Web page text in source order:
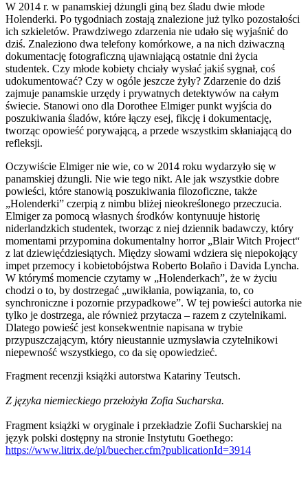
W 2014 r. w panamskiej dżungli giną bez śladu dwie młode
Holenderki. Po tygodniach zostają znalezione już tylko pozostałości
ich szkieletów. Prawdziwego zdarzenia nie udało się wyjaśnić do
dziś. Znaleziono dwa telefony komórkowe, a na nich dziwaczną
dokumentację fotograficzną ujawniającą ostatnie dni życia
studentek. Czy młode kobiety chciały wysłać jakiś sygnał, coś
udokumentować? Czy w ogóle jeszcze żyły? Zdarzenie do dziś
zajmuje panamskie urzędy i prywatnych detektywów na całym
świecie. Stanowi ono dla Dorothee Elmiger punkt wyjścia do
poszukiwania śladów, które łączy esej, fikcję i dokumentację,
tworząc opowieść porywającą, a przede wszystkim skłaniającą do
refleksji.
Oczywiście Elmiger nie wie, co w 2014 roku wydarzyło się w
panamskiej dżungli. Nie wie tego nikt. Ale jak wszystkie dobre
powieści, które stanowią poszukiwania filozoficzne, także
„Holenderki” czerpią z nimbu bliżej nieokreślonego przeczucia.
Elmiger za pomocą własnych środków kontynuuje historię
niderlandzkich studentek, tworząc z niej dziennik badawczy, który
momentami przypomina dokumentalny horror „Blair Witch Project“
z lat dziewięćdziesiątych. Między słowami wdziera się niepokojący
impet przemocy i kobietobójstwa Roberto Bolaño i Davida Lyncha.
W którymś momencie czytamy w „Holenderkach”, że w życiu
chodzi o to, by dostrzegać „uwikłania, powiązania, to, co
synchroniczne i pozornie przypadkowe”. W tej powieści autorka nie
tylko je dostrzega, ale również przytacza – razem z czytelnikami.
Dlatego powieść jest konsekwentnie napisana w trybie
przypuszczającym, który nieustannie uzmysławia czytelnikowi
niepewność wszystkiego, co da się opowiedzieć.
Fragment recenzji książki autorstwa Katariny Teutsch.
Z języka niemieckiego przełożyła Zofia Sucharska.
Fragment książki w oryginale i przekładzie Zofii Sucharskiej na
język polski dostępny na stronie Instytutu Goethego:
https://www.litrix.de/pl/buecher.cfm?publicationId=3914